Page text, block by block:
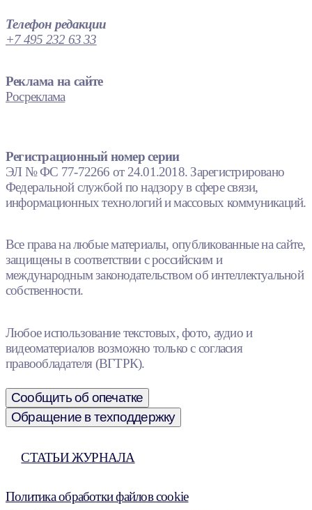
Телефон редакции
+7 495 232 63 33
Реклама на сайте
Росреклама
Регистрационный номер серии
ЭЛ № ФС 77-72266 от 24.01.2018. Зарегистрировано
Федеральной службой по надзору в сфере связи,
информационных технологий и массовых коммуникаций.
Все права на любые материалы, опубликованные на сайте,
защищены в соответствии с российским и
международным законодательством об интеллектуальной
собственности.
Любое использование текстовых, фото, аудио и
видеоматериалов возможно только с согласия
правообладателя (ВГТРК).
Сообщить об опечатке
Обращение в техподдержку
СТАТЬИ ЖУРНАЛА
Политика обработки файлов cookie